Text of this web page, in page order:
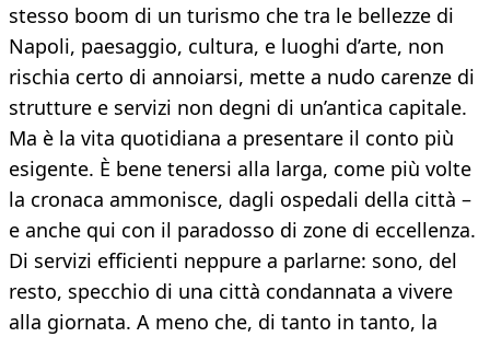
stesso boom di un turismo che tra le bellezze di
Napoli, paesaggio, cultura, e luoghi d’arte, non
rischia certo di annoiarsi, mette a nudo carenze di
strutture e servizi non degni di un’antica capitale.
Ma è la vita quotidiana a presentare il conto più
esigente. È bene tenersi alla larga, come più volte
la cronaca ammonisce, dagli ospedali della città –
e anche qui con il paradosso di zone di eccellenza.
Di servizi efficienti neppure a parlarne: sono, del
resto, specchio di una città condannata a vivere
alla giornata. A meno che, di tanto in tanto, la